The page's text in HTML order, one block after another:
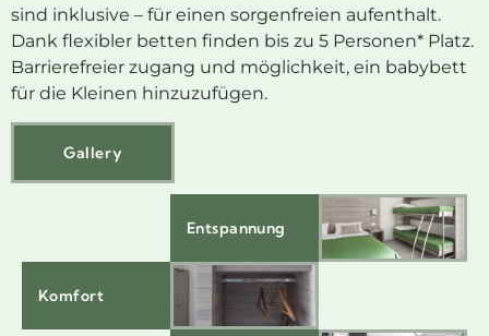
Entspannung
Komfort
sind inklusive – für einen sorgenfreien aufenthalt.
Dank flexibler betten finden bis zu 5 Personen* Platz.
Barrierefreier zugang und möglichkeit, ein babybett
für die Kleinen hinzuzufügen.
Gallery